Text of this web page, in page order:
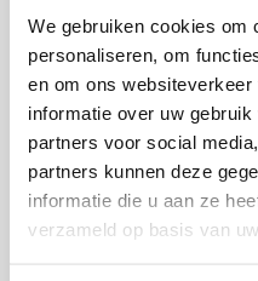
We gebruiken cookies om
personaliseren, om
en om ons
informatie over uw
partners voor social
partners kunnen deze
informatie die u aan ze
verzameld op basis van
Plafondlamp
€